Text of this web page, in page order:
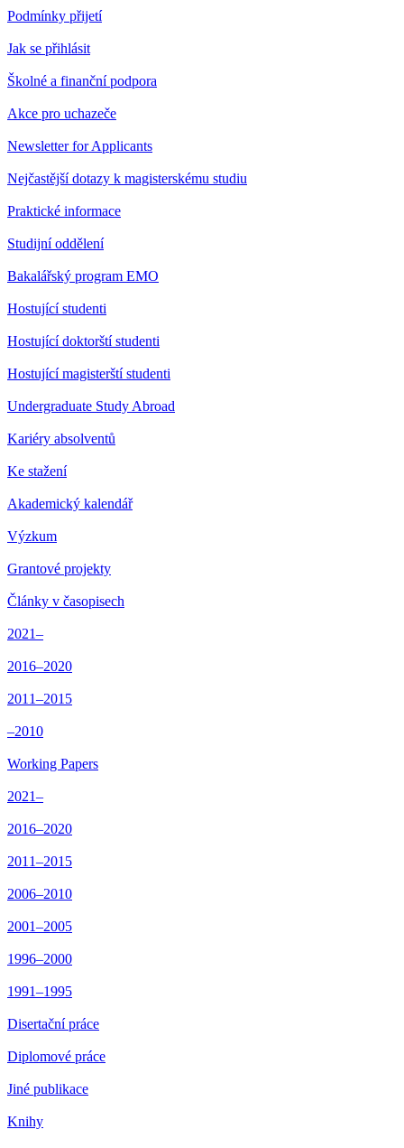
Podmínky přijetí
Jak se přihlásit
Školné a finanční podpora
Akce pro uchazeče
Newsletter for Applicants
Nejčastější dotazy k magisterskému studiu
Praktické informace
Studijní oddělení
Bakalářský program EMO
Hostující studenti
Hostující doktorští studenti
Hostující magisterští studenti
Undergraduate Study Abroad
Kariéry absolventů
Ke stažení
Akademický kalendář
Výzkum
Grantové projekty
Články v časopisech
2021–
2016–2020
2011–2015
–2010
Working Papers
2021–
2016–2020
2011–2015
2006–2010
2001–2005
1996–2000
1991–1995
Disertační práce
Diplomové práce
Jiné publikace
Knihy